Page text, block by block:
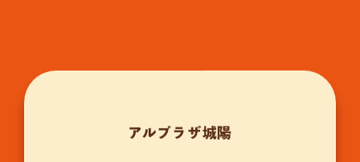
アルプラザ城陽